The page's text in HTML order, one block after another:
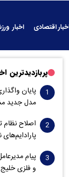
اقتصادی
اخبار
پربازدیدترین
پایان
مدل جدید
اصلاح
پیام
و فلزی